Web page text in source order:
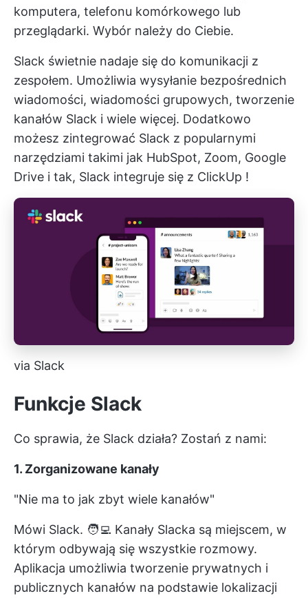
komputera, telefonu komórkowego lub
przeglądarki. Wybór należy do Ciebie.
Slack świetnie nadaje się do komunikacji z
zespołem. Umożliwia wysyłanie bezpośrednich
wiadomości, wiadomości grupowych, tworzenie
kanałów Slack i wiele więcej. Dodatkowo
możesz zintegrować Slack z popularnymi
narzędziami takimi jak HubSpot, Zoom, Google
Drive i tak, Slack integruje się z ClickUp !
via Slack
Funkcje Slack
Co sprawia, że Slack działa? Zostań z nami:
1. Zorganizowane kanały
"Nie ma to jak zbyt wiele kanałów"
Mówi Slack. 🧑‍💻 Kanały Slacka są miejscem, w
którym odbywają się wszystkie rozmowy.
Aplikacja umożliwia tworzenie prywatnych i
publicznych kanałów na podstawie lokalizacji